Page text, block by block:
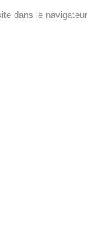
dans le navigateur